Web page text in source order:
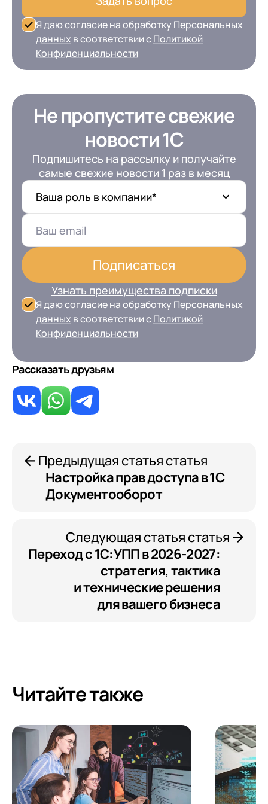
Я даю согласие на обработку Персональных
данных в соответствии сПолитикой
Конфиденциальности
Не пропустите свежие
новости 1С
Подпишитесь на рассылку и получайте
самые свежие новости 1 раз в месяц
Ваша роль в компании*
Подписаться
Узнать преимущества подписки
Я даю согласие на обработку Персональных
данных в соответствии сПолитикой
Конфиденциальности
Рассказать друзьям
Предыдущая статья статья
Настройка прав доступа в 1С
Документооборот
Следующая статья статья
Переход с 1С:УПП в 2026-2027:
стратегия, тактика
и технические решения
для вашего бизнеса
Читайте также